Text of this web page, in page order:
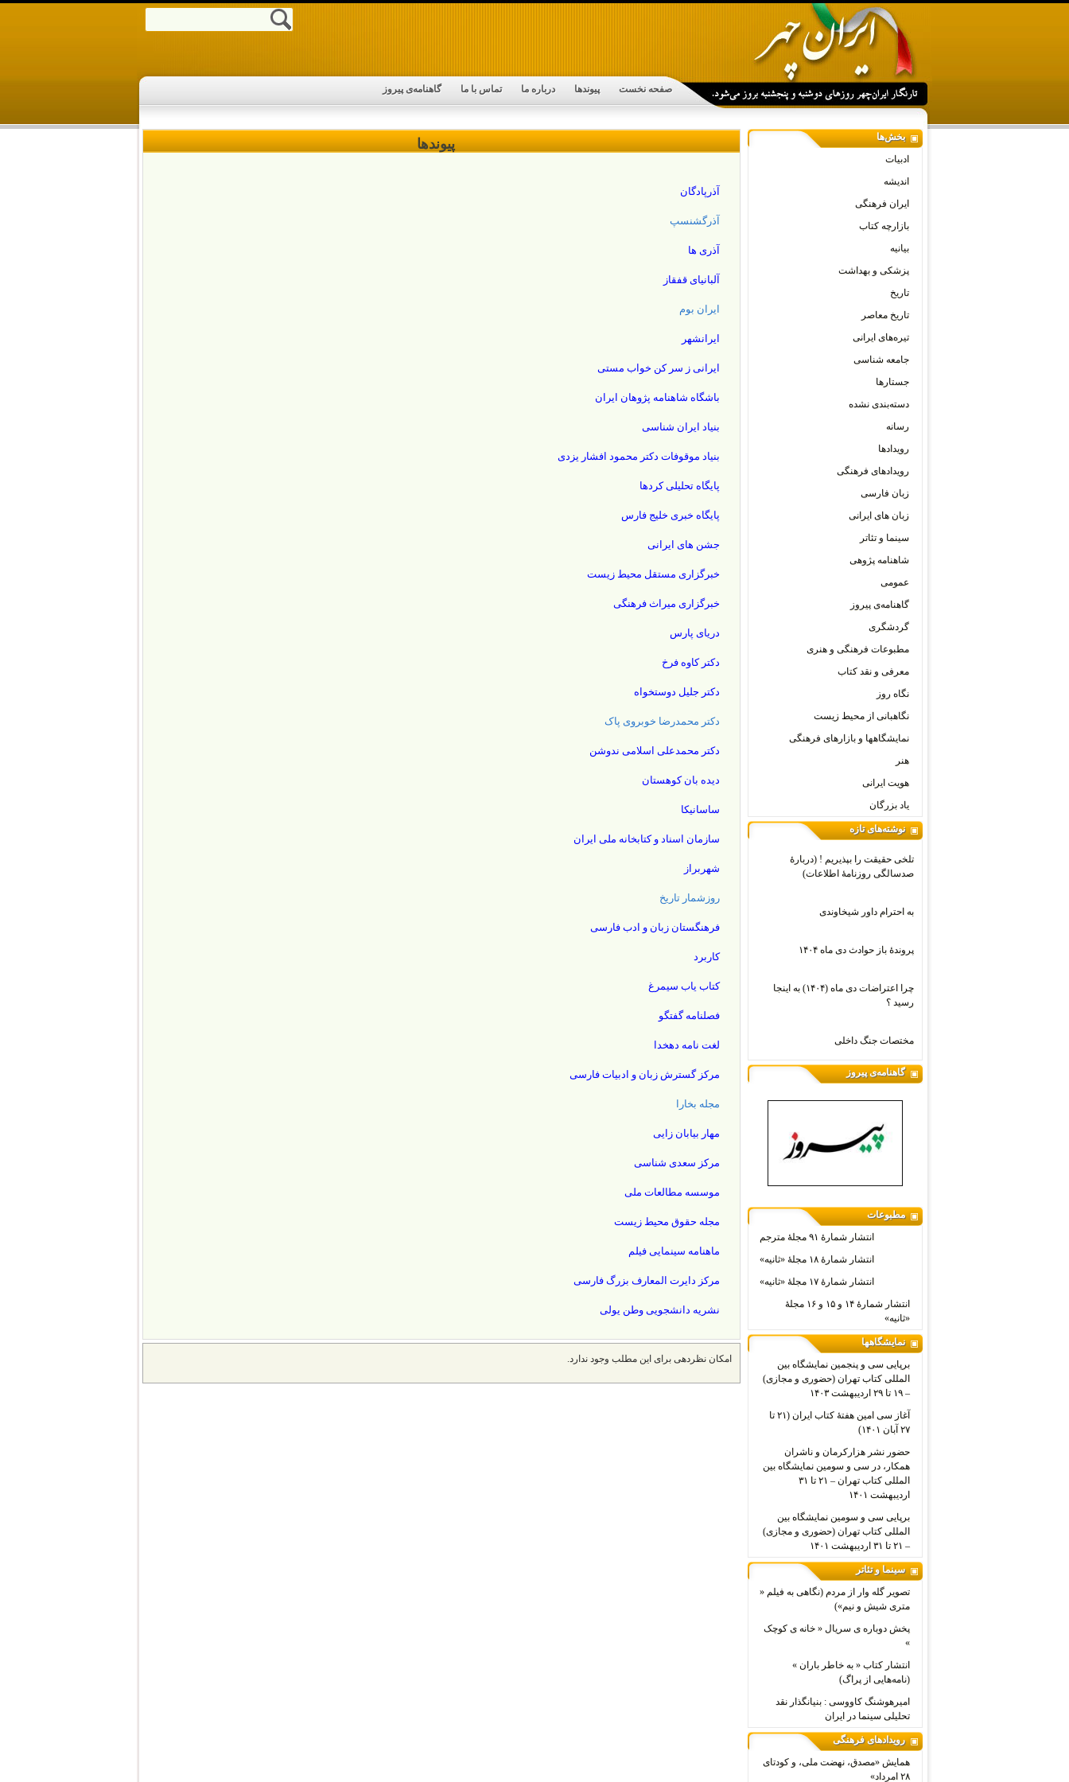
صفحه نخست پیوندها درباره ما تماس با ما گاهنامه‌ی پیروز
پیوندها
آذرپادگان
آذرگشنسپ
آذری ها
آلبانیای قفقاز
ایران بوم
ایرانشهر
ایرانی ز سر کن خواب مستی
باشگاه شاهنامه پژوهان ایران
بنیاد ایران شناسی
بنیاد موقوفات دکتر محمود افشار یزدی
پایگاه تحلیلی کردها
پایگاه خبری خلیج فارس
جشن های ایرانی
خبرگزاری مستقل محیط زیست
خبرگزاری میراث فرهنگی
دریای پارس
دکتر کاوه فرخ
دکتر جلیل دوستخواه
دکتر محمدرضا خوبروی پاک
دکتر محمدعلی اسلامی ندوشن
دیده بان کوهستان
ساسانیکا
سازمان اسناد و کتابخانه ملی ایران
شهربراز
روزشمار تاریخ
فرهنگستان زبان و ادب فارسی
کاربرد
کتاب یاب سیمرغ
فصلنامه گفتگو
لغت نامه دهخدا
مرکز گسترش زبان و ادبیات فارسی
مجله بخارا
مهار بیابان زایی
مرکز سعدی شناسی
موسسه مطالعات ملی
مجله حقوق محیط زیست
ماهنامه سینمایی فیلم
مرکز دایرت المعارف بزرگ فارسی
نشریه دانشجویی وطن یولی
امکان نظردهی برای این مطلب وجود ندارد.
بخش‌ها
ادبیات
اندیشه
ایران فرهنگی
بازارچه کتاب
بیانیه
پزشکی و بهداشت
تاریخ
تاریخ معاصر
تیره‌های ایرانی
جامعه شناسی
جستارها
دسته‌بندی نشده
رسانه
رویدادها
رویدادهای فرهنگی
زبان فارسی
زبان های ایرانی
سینما و تئاتر
شاهنامه پژوهی
عمومی
گاهنامه‌ی پیروز
گردشگری
مطبوعات فرهنگی و هنری
معرفی و نقد کتاب
نگاه روز
نگاهبانی از محیط زیست
نمایشگاهها و بازارهای فرهنگی
هنر
هویت ایرانی
یاد بزرگان
نوشته‌های تازه
تلخی حقیقت را بپذیریم ! (دربارۀ
صدسالگی روزنامۀ اطلاعات)
به احترام داور شیخاوندی
پروندۀ باز حوادث دی ماه ۱۴۰۴
چرا اعتراضات دی‌ ماه (۱۴۰۴) به اینجا
رسید ؟
مختصات جنگ داخلی
گاهنامه‌ی پیروز
مطبوعات
انتشار شمارۀ ۹۱ مجلۀ مترجم
انتشار شمارۀ ۱۸ مجلۀ «ثانیه»
انتشار شمارۀ ۱۷ مجلۀ «ثانیه»
انتشار شمارۀ ۱۴ و ۱۵ و ۱۶ مجلۀ
«ثانیه»
نمایشگاهها
برپایی سی و پنجمین نمایشگاه بین
المللی کتاب تهران (حضوری و مجازی)
– ۱۹ تا ۲۹ اردیبهشت ۱۴۰۳
آغاز سی امین هفتۀ کتاب ایران (۲۱ تا
۲۷ آبان ۱۴۰۱)
حضور نشر هزارکرمان و ناشران
همکار، در سی و سومین نمایشگاه بین
المللی کتاب تهران – ۲۱ تا ۳۱
اردیبهشت ۱۴۰۱
برپایی سی و سومین نمایشگاه بین
المللی کتاب تهران (حضوری و مجازی)
– ۲۱ تا ۳۱ اردیبهشت ۱۴۰۱
سینما و تئاتر
تصویر گله وار از مردم (نگاهی به فیلم «
متری شیش و نیم»)
پخش دوباره ی سریال « خانه ی کوچک
»
انتشار کتاب « به خاطر باران »
(نامه‌هایی از پراگ)
امیرهوشنگ کاووسی : بنیانگذار نقد
تحلیلی سینما در ایران
رویدادهای فرهنگی
همایش «مصدق، نهضت ملی، و کودتای
۲۸ امرداد»